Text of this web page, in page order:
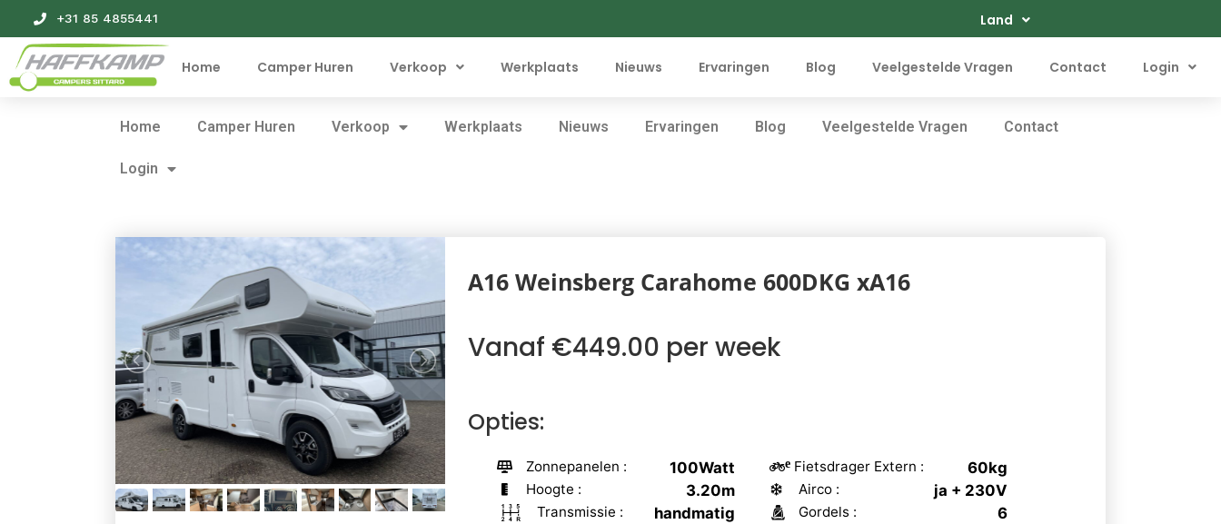
+31 85 4855441 Land
Home Camper Huren Verkoop Werkplaats Nieuws Ervaringen Blog Veelgestelde Vragen Contact Login
Home Camper Huren Verkoop Werkplaats Nieuws Ervaringen Blog Veelgestelde Vragen Contact
Login
A16 Weinsberg Carahome 600DKG xA16
Vanaf €449.00 per week
Opties:
Zonnepanelen : 100Watt Fietsdrager Extern : 60kg
Hoogte : 3.20m Airco : ja + 230V
Transmissie : handmatig Gordels : 6